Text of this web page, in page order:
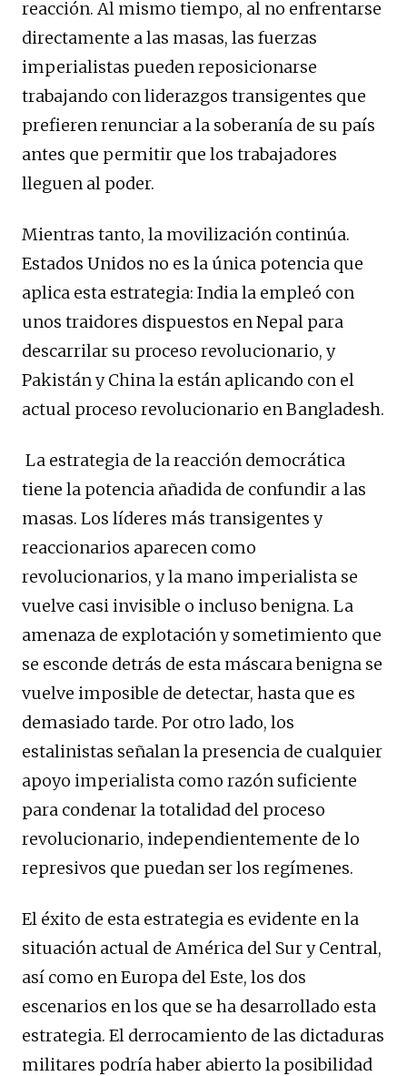
reacción. Al mismo tiempo, al no enfrentarse
directamente a las masas, las fuerzas
imperialistas pueden reposicionarse
trabajando con liderazgos transigentes que
prefieren renunciar a la soberanía de su país
antes que permitir que los trabajadores
lleguen al poder.
Mientras tanto, la movilización continúa.
Estados Unidos no es la única potencia que
aplica esta estrategia: India la empleó con
unos traidores dispuestos en Nepal para
descarrilar su proceso revolucionario, y
Pakistán y China la están aplicando con el
actual proceso revolucionario en Bangladesh.
La estrategia de la reacción democrática
tiene la potencia añadida de confundir a las
masas. Los líderes más transigentes y
reaccionarios aparecen como
revolucionarios, y la mano imperialista se
vuelve casi invisible o incluso benigna. La
amenaza de explotación y sometimiento que
se esconde detrás de esta máscara benigna se
vuelve imposible de detectar, hasta que es
demasiado tarde. Por otro lado, los
estalinistas señalan la presencia de cualquier
apoyo imperialista como razón suficiente
para condenar la totalidad del proceso
revolucionario, independientemente de lo
represivos que puedan ser los regímenes.
El éxito de esta estrategia es evidente en la
situación actual de América del Sur y Central,
así como en Europa del Este, los dos
escenarios en los que se ha desarrollado esta
estrategia. El derrocamiento de las dictaduras
militares podría haber abierto la posibilidad